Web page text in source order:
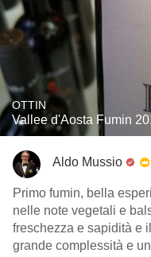
OTTIN
Vallee d'Aosta Fumin
Aldo Mussio
Primo fumin, bella esperienza, bouquet ricco nel frutto e
nelle note vegetali e
freschezza e sapidità e
grande complessità e